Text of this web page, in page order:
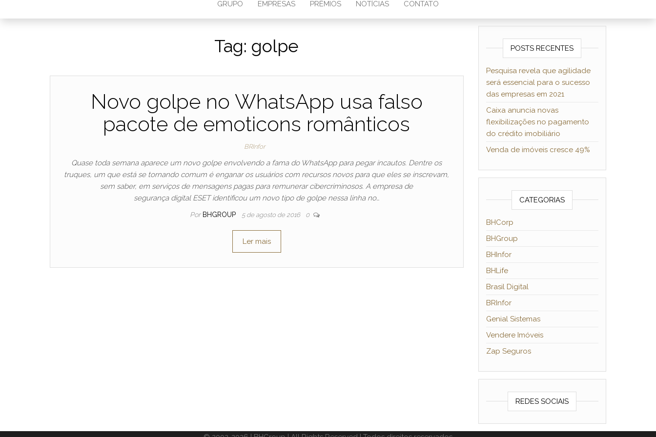
GRUPO EMPRESAS PRÊMIOS NOTÍCIAS CONTATO
Tag: golpe
Novo golpe no WhatsApp usa falso
pacote de emoticons românticos
BRInfor
Quase toda semana aparece um novo golpe envolvendo a fama do WhatsApp para pegar incautos. Dentre os
truques, um que está se tornando comum é enganar os usuários com recursos novos para que eles se inscrevam,
sem saber, em serviços de mensagens pagas para remunerar cibercriminosos. A empresa de
segurança digital ESET identificou um novo tipo de golpe nessa linha no…
Por BHGROUP 5 de agosto de 2016 0
Ler mais
POSTS RECENTES
Pesquisa revela que agilidade
será essencial para o sucesso
das empresas em 2021
Caixa anuncia novas
flexibilizações no pagamento
do crédito imobiliário
Venda de imóveis cresce 49%
CATEGORIAS
BHCorp
BHGroup
BHInfor
BHLife
Brasil Digital
BRInfor
Genial Sistemas
Vendere Imóveis
Zap Seguros
REDES SOCIAIS